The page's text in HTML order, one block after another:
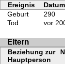
Ereignis Datum
Geburt
290
Tod
vor
Eltern
Beziehung zur
Hauptperson